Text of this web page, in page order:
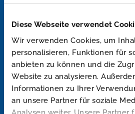
Diese Webseite verwendet
Wir verwenden Cookies, um
personalisieren, Funktionen für
anbieten zu können und die
Website zu analysieren.
Informationen zu Ihrer
an unsere Partner für soziale